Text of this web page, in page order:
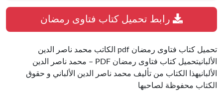
تحميل كتاب فتاوى رمضان pdf الكاتب محمد ناصر الدين
الألبانيتحميل كتاب فتاوى رمضان PDF – محمد ناصر الدين
الألبانيهذا الكتاب من تأليف محمد ناصر الدين الألباني و حقوق
الكتاب محفوظة لصاحبها